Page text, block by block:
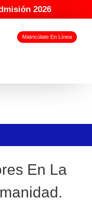
2026
Matricúlate En Línea
En La